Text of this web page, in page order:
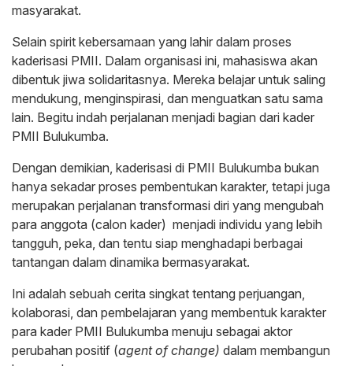
masyarakat.
Selain spirit kebersamaan yang lahir dalam proses
kaderisasi PMII. Dalam organisasi ini, mahasiswa akan
dibentuk jiwa solidaritasnya. Mereka belajar untuk saling
mendukung, menginspirasi, dan menguatkan satu sama
lain. Begitu indah perjalanan menjadi bagian dari kader
PMII Bulukumba.
Dengan demikian, kaderisasi di PMII Bulukumba bukan
hanya sekadar proses pembentukan karakter, tetapi juga
merupakan perjalanan transformasi diri yang mengubah
para anggota (calon kader) menjadi individu yang lebih
tangguh, peka, dan tentu siap menghadapi berbagai
tantangan dalam dinamika bermasyarakat.
Ini adalah sebuah cerita singkat tentang perjuangan,
kolaborasi, dan pembelajaran yang membentuk karakter
para kader PMII Bulukumba menuju sebagai aktor
perubahan positif (agent of change) dalam membangun